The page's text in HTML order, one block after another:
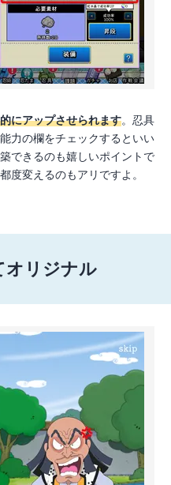
にアップさせられます。忍具
力の欄をチェックするといい
できるのも嬉しいポイントで
度変えるのもアリですよ。
オリジナル